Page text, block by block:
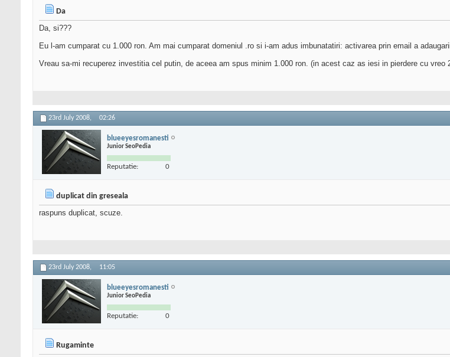
Da
Da, si???
Eu l-am cumparat cu 1.000 ron. Am mai cumparat domeniul .ro si i-am adus imbunatatiri: activarea prin email a
Vreau sa-mi recuperez investitia cel putin, de aceea am spus minim 1.000 ron. (in acest caz as iesi in pierdere cu vreo
23rd July 2008, 02:26
blueeyesromanesti
Junior SeoPedia
Reputatie: 0
duplicat din greseala
raspuns duplicat, scuze.
23rd July 2008, 11:05
blueeyesromanesti
Junior SeoPedia
Reputatie: 0
Rugaminte